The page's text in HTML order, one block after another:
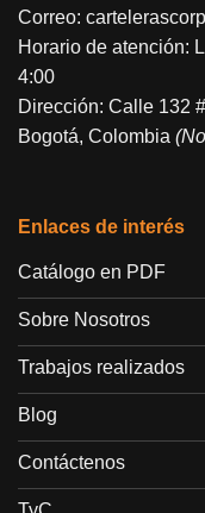
Correo:
Horario de atención:
4:00
Dirección: Calle 132
Bogotá, Colombia
Enlaces de interés
Catálogo en PDF
Sobre Nosotros
Trabajos realizados
Blog
Contáctenos